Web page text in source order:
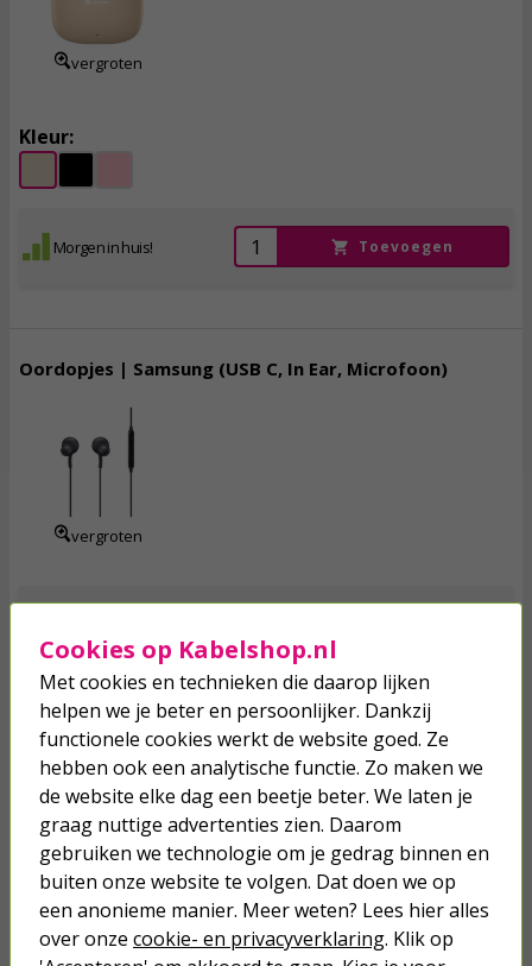
vergroten
Kleur:
Morgen in huis! Toevoegen
Oordopjes | Samsung (USB C, In Ear, Microfoon)
vergroten
Draadloze oordopjes | Lenco (Bluetooth, Microfoon, In
ear, 4 uur batterij, Wit)
vergroten
14,97
incl. btw
Cookies op Kabelshop.nl
Met cookies en technieken die daarop lijken
helpen we je beter en persoonlijker. Dankzij
functionele cookies werkt de website goed. Ze
hebben ook een analytische functie. Zo maken we
de website elke dag een beetje beter. We laten je
graag nuttige advertenties zien. Daarom
gebruiken we technologie om je gedrag binnen en
buiten onze website te volgen. Dat doen we op
een anonieme manier. Meer weten? Lees hier alles
over onze cookie- en privacyverklaring. Klik op